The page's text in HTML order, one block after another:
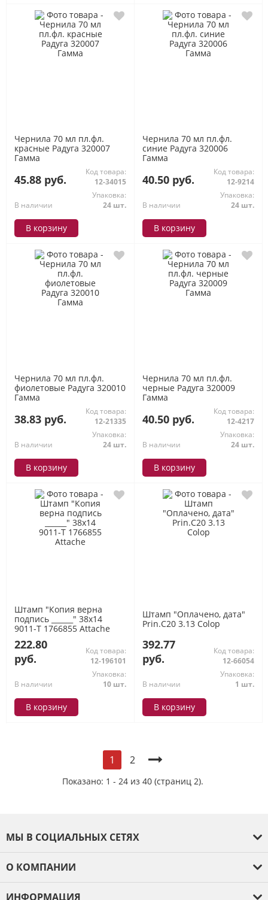
Чернила 70 мл пл.фл.
красные Радуга 320007
Гамма
45.88 руб.
Код товара:
12-34015
В наличии
Упаковка:
24 шт.
В корзину
Чернила 70 мл пл.фл.
синие Радуга 320006
Гамма
40.50 руб.
Код товара:
12-9214
В наличии
Упаковка:
24 шт.
В корзину
Чернила 70 мл пл.фл.
фиолетовые Радуга 320010
Гамма
38.83 руб.
Код товара:
12-21335
В наличии
Упаковка:
24 шт.
В корзину
Чернила 70 мл пл.фл.
черные Радуга 320009
Гамма
40.50 руб.
Код товара:
12-4217
В наличии
Упаковка:
24 шт.
В корзину
Штамп "Копия верна
подпись ______" 38х14
9011-T 1766855 Attache
222.80
руб.
Код товара:
12-196101
В наличии
Упаковка:
10 шт.
В корзину
Штамп "Оплачено, дата"
Prin.C20 3.13 Colop
392.77
руб.
Код товара:
12-66054
В наличии
Упаковка:
1 шт.
В корзину
1 2
Показано: 1 - 24 из 40 (страниц 2).
МЫ В СОЦИАЛЬНЫХ СЕТЯХ
О КОМПАНИИ
ИНФОРМАЦИЯ